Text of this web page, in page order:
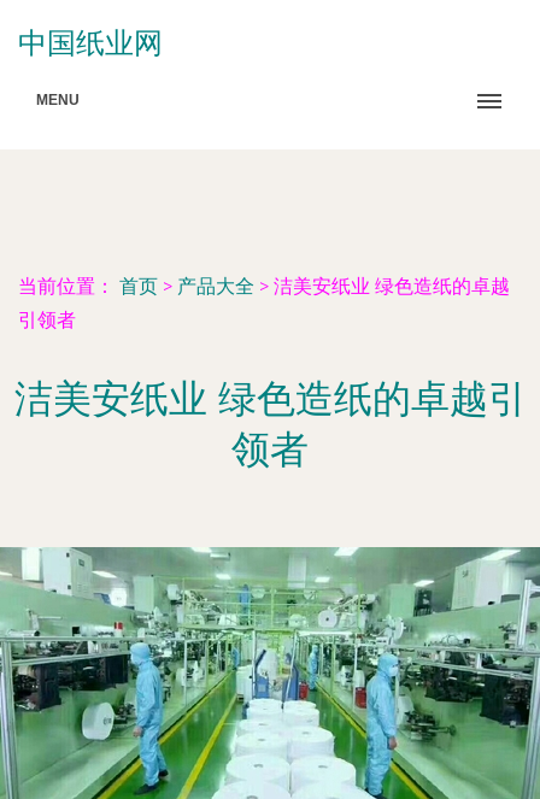
中国纸业网
MENU
当前位置： 首页 > 产品大全 > 洁美安纸业 绿色造纸的卓越
引领者
洁美安纸业 绿色造纸的卓越引
领者